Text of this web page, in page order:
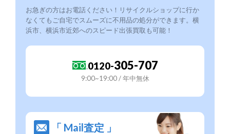
お急ぎの方はお電話ください！リサイクルショップに行か
なくてもご自宅でスムーズに不用品の処分ができます。横
浜市、横浜市近郊へのスピード出張買取も可能！
0120-305-707
9:00~19:00 / 年中無休
「 Mail査定 」